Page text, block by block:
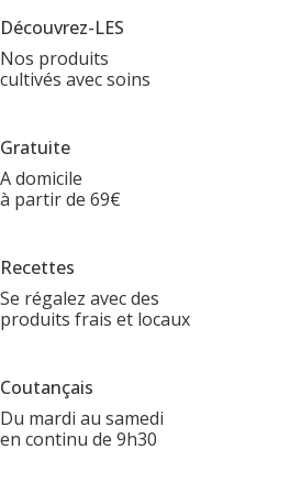
Découvrez-LES
Nos produits
cultivés avec soins
Gratuite
A domicile
à partir de 69€
Recettes
Se régalez avec des
produits frais et locaux
Coutançais
Du mardi au samedi
en continu de 9h30